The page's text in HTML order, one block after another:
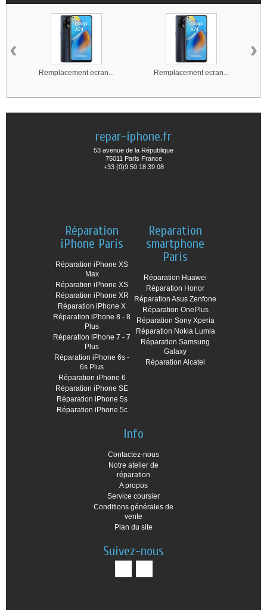
Remplacement ecran... Remplacement ecran...
‹ ›
repar-iphone.fr
53 avenue de la République
75011 Paris France
+33 (0)9 50 18 39 08
Réparation
iPhone Paris
Réparation iPhone XS
Max
Réparation iPhone XS
Réparation iPhone XR
Réparation iPhone X
Réparation iPhone 8 - 8
Plus
Réparation iPhone 7 - 7
Plus
Réparation iPhone 6s -
6s Plus
Réparation iPhone 6
Réparation iPhone SE
Réparation iPhone 5s
Réparation iPhone 5c
Reparation
smartphone
Paris
Réparation Huawei
Réparation Honor
Réparation Asus Zenfone
Réparation OnePlus
Réparation Sony Xperia
Réparation Nokia Lumia
Réparation Samsung
Galaxy
Réparation Alcatel
Info
Contactez-nous
Notre atelier de
réparation
A propos
Service coursier
Conditions générales de
vente
Plan du site
Suivez-nous